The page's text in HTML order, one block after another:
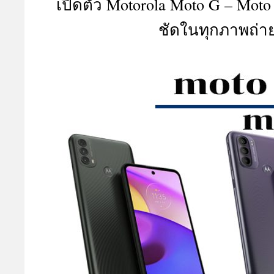
เปิดตัว Motorola Moto G –
ชัดในทุกภาพถ่า